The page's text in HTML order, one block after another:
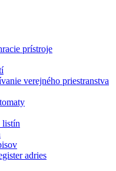
prístroje
verejného priestranstva
listín
adries